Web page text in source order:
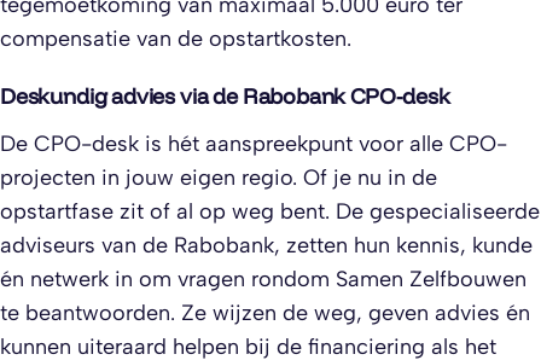
compensatie van de opstartkosten.
Deskundig advies via de Rabobank CPO-desk
De CPO-desk is hét aanspreekpunt voor alle CPO-
projecten in jouw eigen regio. Of je nu in de
opstartfase zit of al op weg bent. De gespecialiseerde
adviseurs van de Rabobank, zetten hun kennis, kunde
én netwerk in om vragen rondom Samen Zelfbouwen
te beantwoorden. Ze wijzen de weg, geven advies én
kunnen uiteraard helpen bij de financiering als het